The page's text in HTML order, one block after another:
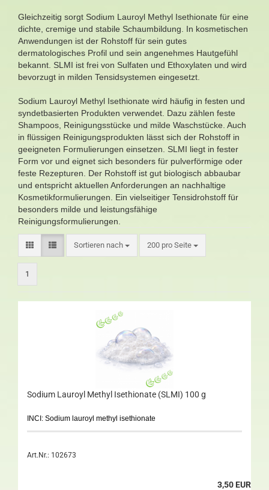
Gleichzeitig sorgt Sodium Lauroyl Methyl Isethionate für eine
dichte, cremige und stabile Schaumbildung. In kosmetischen
Anwendungen ist der Rohstoff für sein gutes
dermatologisches Profil und sein angenehmes Hautgefühl
bekannt. SLMI ist frei von Sulfaten und Ethoxylaten und wird
bevorzugt in milden Tensidsystemen eingesetzt.
Sodium Lauroyl Methyl Isethionate wird häufig in festen und
syndetbasierten Produkten verwendet. Dazu zählen feste
Shampoos, Reinigungsstücke und milde Waschstücke. Auch
in flüssigen Reinigungsprodukten lässt sich der Rohstoff in
geeigneten Formulierungen einsetzen. SLMI liegt in fester
Form vor und eignet sich besonders für pulverförmige oder
feste Rezepturen. Der Rohstoff ist gut biologisch abbaubar
und entspricht aktuellen Anforderungen an nachhaltige
Kosmetikformulierungen. Ein vielseitiger Tensidrohstoff für
besonders milde und leistungsfähige
Reinigungsformulierungen.
Sortieren nach 200 pro Seite
1
Sodium Lauroyl Methyl Isethionate (SLMI) 100 g
INCI: Sodium lauroyl methyl isethionate
Art.Nr.: 102673
3,50 EUR